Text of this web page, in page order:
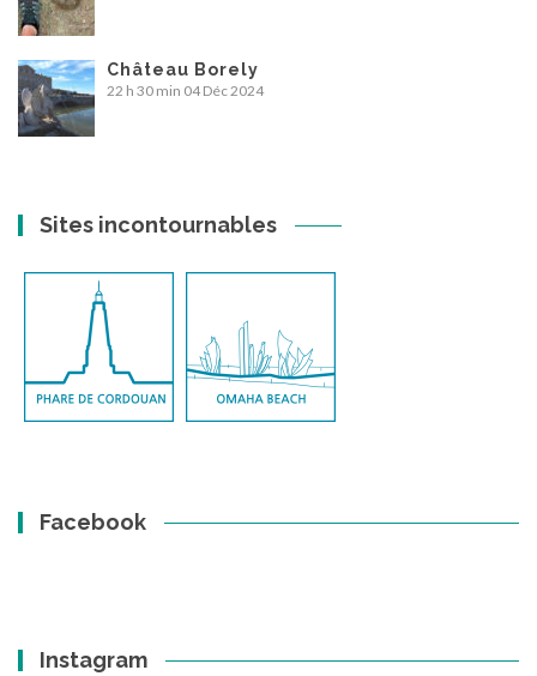
Château Borely
22 h 30 min 04 Déc 2024
Sites incontournables
Facebook
Instagram